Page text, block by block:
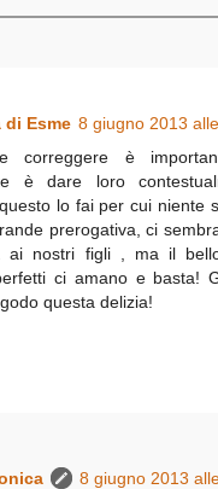
di Esme 8 giugno 2013
correggere è
è dare loro
lo fai per cui niente
prerogativa, ci
ai nostri figli , ma il
ci amano e basta!
questa delizia!
8 giugno 2013